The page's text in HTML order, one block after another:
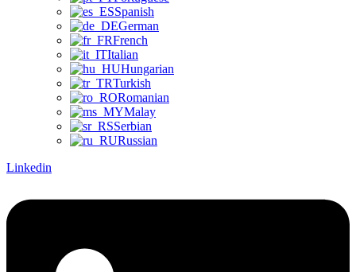
Spanish
German
French
Italian
Hungarian
Turkish
Romanian
Malay
Serbian
Russian
Linkedin